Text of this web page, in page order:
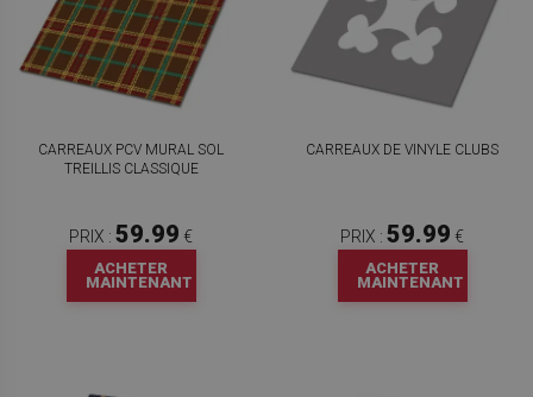
CARREAUX PCV MURAL SOL
TREILLIS CLASSIQUE
PRIX : 59.99 €
ACHETER
MAINTENANT
CARREAUX DE VINYLE CLUBS
PRIX : 59.99 €
ACHETER
MAINTENANT